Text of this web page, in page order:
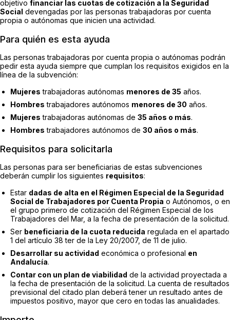
objetivo financiar las cuotas de cotización a la Seguridad
Social devengadas por las personas trabajadoras por cuenta
propia o autónomas que inicien una actividad.
Para quién es esta ayuda
Las personas trabajadoras por cuenta propia o autónomas podrán
pedir esta ayuda siempre que cumplan los requisitos exigidos en la
línea de la subvención:
Mujeres trabajadoras autónomas menores de 35 años.
Hombres trabajadores autónomos menores de 30 años.
Mujeres trabajadoras autónomas de 35 años o más.
Hombres trabajadores autónomos de 30 años o más.
Requisitos para solicitarla
Las personas para ser beneficiarias de estas subvenciones
deberán cumplir los siguientes requisitos:
Estar dadas de alta en el Régimen Especial de la Seguridad
Social de Trabajadores por Cuenta Propia o Autónomos, o en
el grupo primero de cotización del Régimen Especial de los
Trabajadores del Mar, a la fecha de presentación de la solicitud.
Ser beneficiaria de la cuota reducida regulada en el apartado
1 del artículo 38 ter de la Ley 20/2007, de 11 de julio.
Desarrollar su actividad económica o profesional en
Andalucía.
Contar con un plan de viabilidad de la actividad proyectada a
la fecha de presentación de la solicitud. La cuenta de resultados
previsional del citado plan deberá tener un resultado antes de
impuestos positivo, mayor que cero en todas las anualidades.